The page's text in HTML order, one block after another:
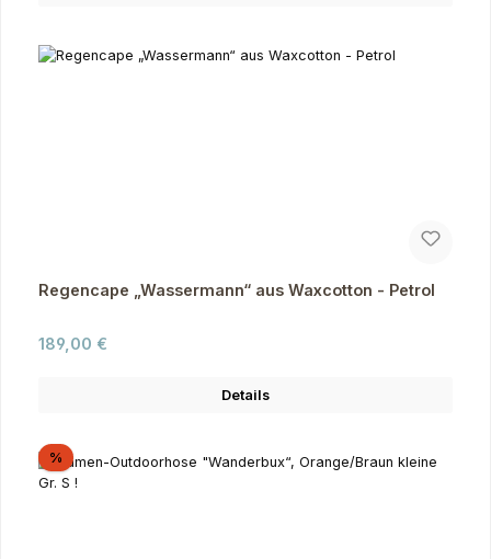
Regencape „Wassermann“ aus Waxcotton - Petrol
Regulärer Preis:
189,00 €
Details
%Rabatt